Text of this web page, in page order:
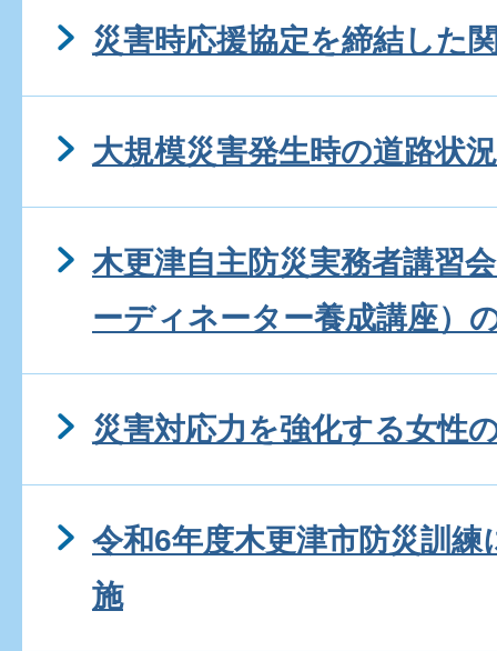
災害時応援協定を締結した
大規模災害発生時の道路状
木更津自主防災実務者講習
ーディネーター養成講座）
災害対応力を強化する女性
令和6年度木更津市防災訓
施